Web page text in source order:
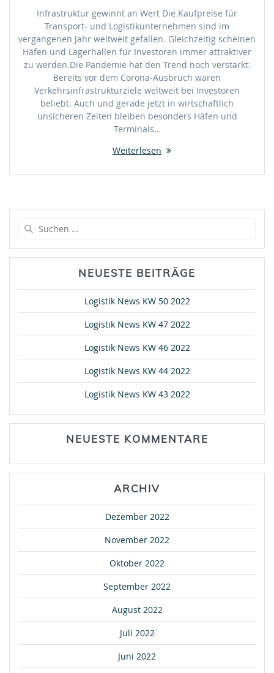
Infrastruktur gewinnt an Wert Die Kaufpreise für
Transport- und Logistikunternehmen sind im
vergangenen Jahr weltweit gefallen. Gleichzeitig scheinen
Häfen und Lagerhallen für Investoren immer attraktiver
zu werden.Die Pandemie hat den Trend noch verstärkt:
Bereits vor dem Corona-Ausbruch waren
Verkehrsinfrastrukturziele weltweit bei Investoren
beliebt. Auch und gerade jetzt in wirtschaftlich
unsicheren Zeiten bleiben besonders Häfen und
Terminals…
Weiterlesen
NEUESTE BEITRÄGE
Logistik News KW 50 2022
Logistik News KW 47 2022
Logistik News KW 46 2022
Logistik News KW 44 2022
Logistik News KW 43 2022
NEUESTE KOMMENTARE
ARCHIV
Dezember 2022
November 2022
Oktober 2022
September 2022
August 2022
Juli 2022
Juni 2022